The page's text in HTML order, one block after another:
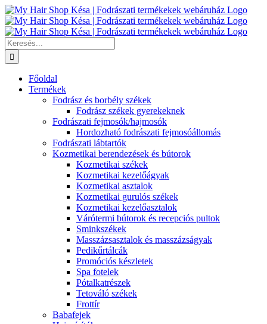
Kihagyás
Keresés...
Főoldal
Termékek
Fodrász és borbély székek
Fodrász székek gyerekeknek
Fodrászati fejmosók/hajmosók
Hordozható fodrászati fejmosóállomás
Fodrászati lábtartók
Kozmetikai berendezések és bútorok
Kozmetikai székek
Kozmetikai kezelőágyak
Kozmetikai asztalok
Kozmetikai gurulós székek
Kozmetikai kezelőasztalok
Várótermi bútorok és recepciós pultok
Sminkszékek
Masszázsasztalok és masszázságyak
Pedikűrtálcák
Promóciós készletek
Spa fotelek
Pótalkatrészek
Tetováló székek
Frottír
Babafejek